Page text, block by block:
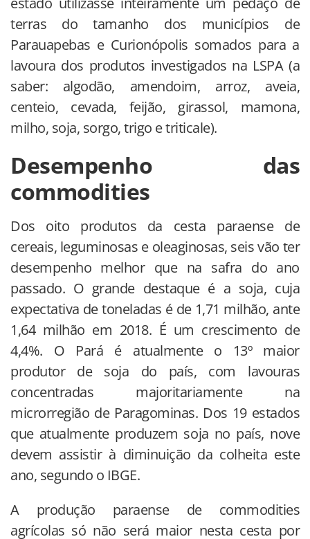
terras do tamanho dos municípios de
Parauapebas e Curionópolis somados para a
lavoura dos produtos investigados na LSPA (a
saber: algodão, amendoim, arroz, aveia,
centeio, cevada, feijão, girassol, mamona,
milho, soja, sorgo, trigo e triticale).
Desempenho das
commodities
Dos oito produtos da cesta paraense de
cereais, leguminosas e oleaginosas, seis vão ter
desempenho melhor que na safra do ano
passado. O grande destaque é a soja, cuja
expectativa de toneladas é de 1,71 milhão, ante
1,64 milhão em 2018. É um crescimento de
4,4%. O Pará é atualmente o 13º maior
produtor de soja do país, com lavouras
concentradas majoritariamente na
microrregião de Paragominas. Dos 19 estados
que atualmente produzem soja no país, nove
devem assistir à diminuição da colheita este
ano, segundo o IBGE.
A produção paraense de commodities
agrícolas só não será maior nesta cesta por